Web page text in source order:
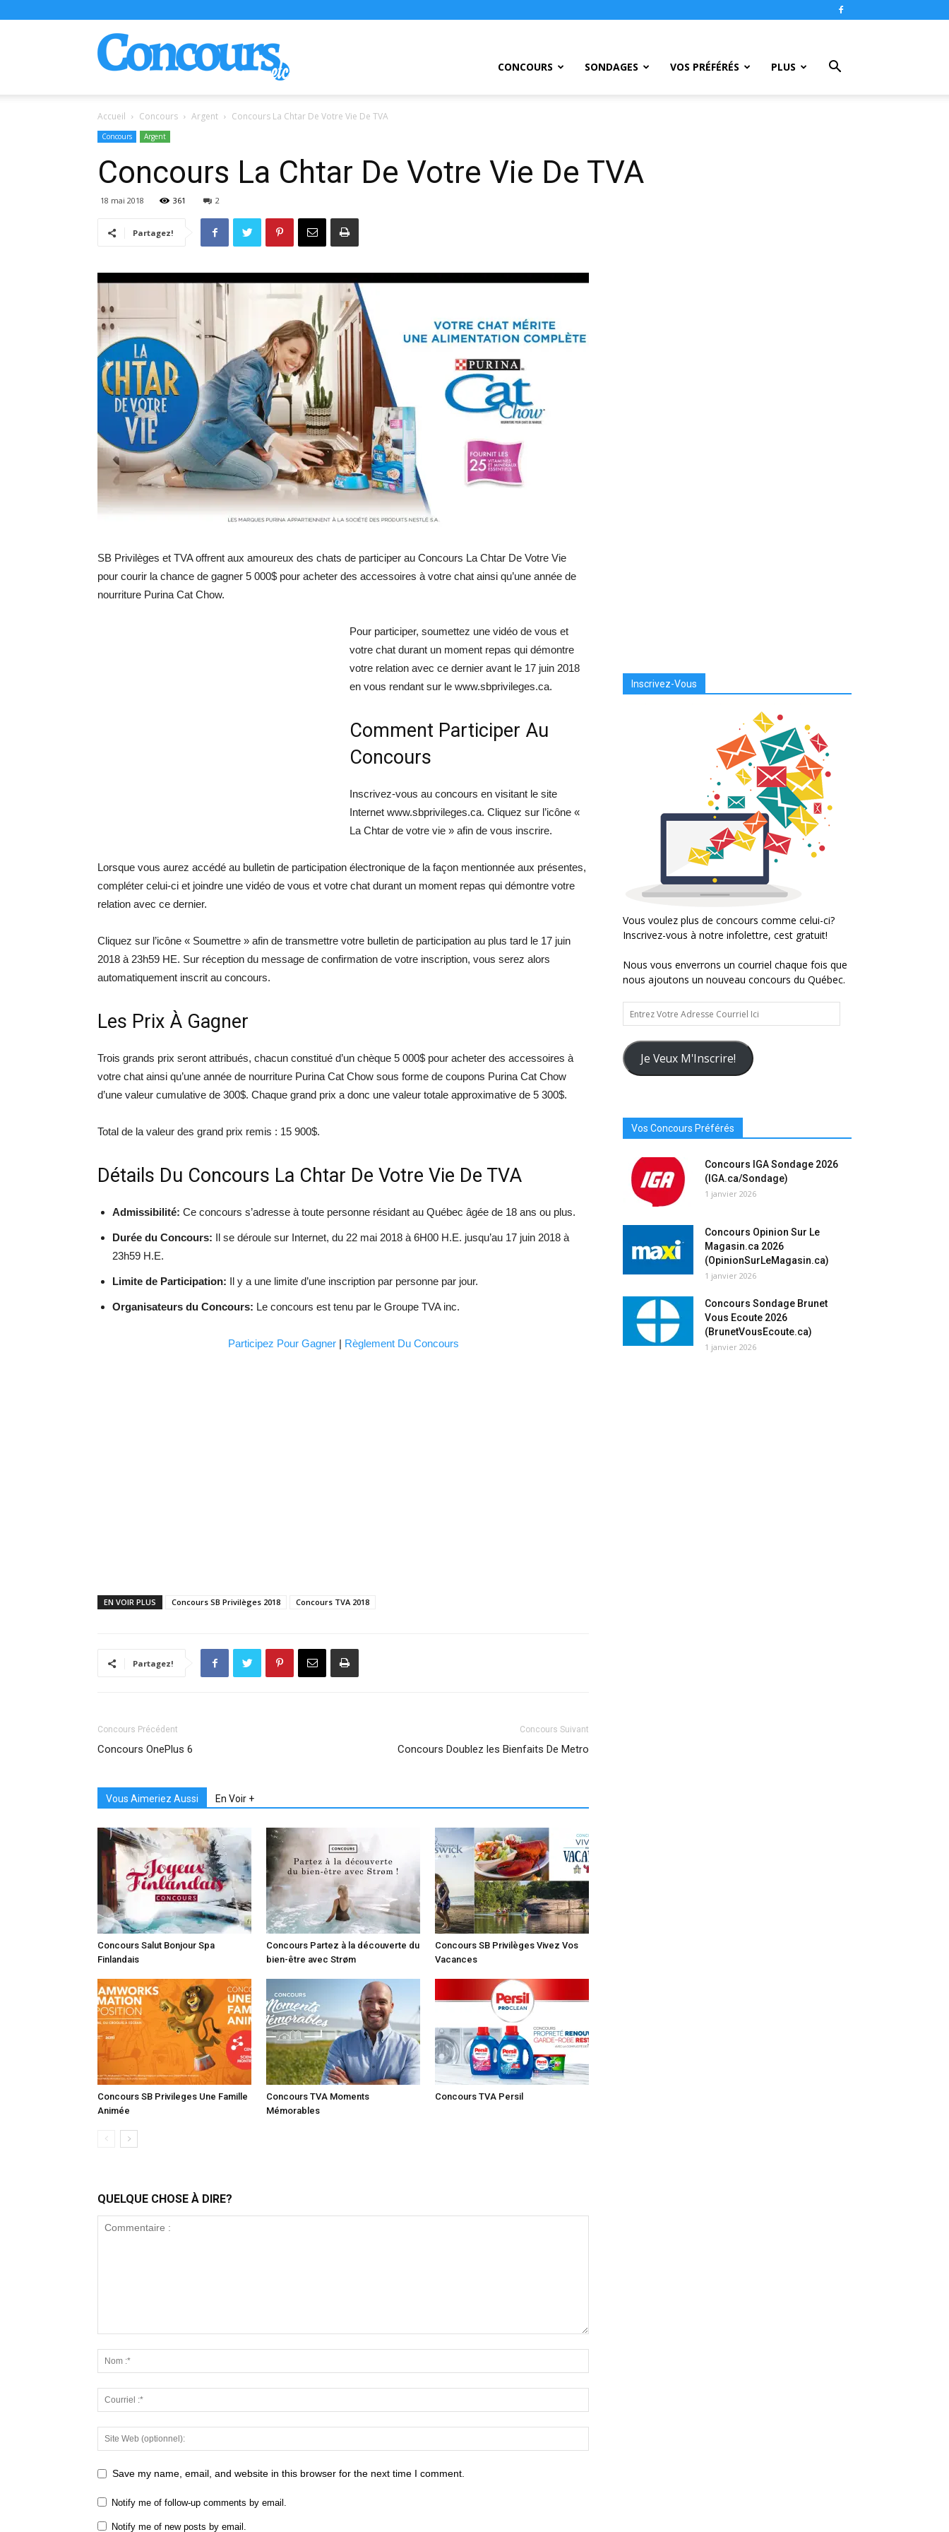
CONCOURS SONDAGES VOS PRÉFÉRÉS PLUS
Accueil Concours Argent Concours La Chtar De Votre Vie De TVA
Concours Argent
Concours La Chtar De Votre Vie De TVA
18 mai 2018 361 2
Partagez!
SB Privilèges et TVA offrent aux amoureux des chats de participer au Concours La Chtar De Votre Vie
pour courir la chance de gagner 5 000$ pour acheter des accessoires à votre chat ainsi qu’une année de
nourriture Purina Cat Chow.
Pour participer, soumettez une vidéo de vous et
votre chat durant un moment repas qui démontre
votre relation avec ce dernier avant le 17 juin 2018
en vous rendant sur le www.sbprivileges.ca.
Comment Participer Au
Concours
Inscrivez-vous au concours en visitant le site
Internet www.sbprivileges.ca. Cliquez sur l’icône «
La Chtar de votre vie » afin de vous inscrire.
Lorsque vous aurez accédé au bulletin de participation électronique de la façon mentionnée aux présentes,
compléter celui-ci et joindre une vidéo de vous et votre chat durant un moment repas qui démontre votre
relation avec ce dernier.
Cliquez sur l’icône « Soumettre » afin de transmettre votre bulletin de participation au plus tard le 17 juin
2018 à 23h59 HE. Sur réception du message de confirmation de votre inscription, vous serez alors
automatiquement inscrit au concours.
Les Prix À Gagner
Trois grands prix seront attribués, chacun constitué d’un chèque 5 000$ pour acheter des accessoires à
votre chat ainsi qu’une année de nourriture Purina Cat Chow sous forme de coupons Purina Cat Chow
d’une valeur cumulative de 300$. Chaque grand prix a donc une valeur totale approximative de 5 300$.
Total de la valeur des grand prix remis : 15 900$.
Détails Du Concours La Chtar De Votre Vie De TVA
Admissibilité: Ce concours s’adresse à toute personne résidant au Québec âgée de 18 ans ou plus.
Durée du Concours: Il se déroule sur Internet, du 22 mai 2018 à 6H00 H.E. jusqu’au 17 juin 2018 à
23h59 H.E.
Limite de Participation: Il y a une limite d’une inscription par personne par jour.
Organisateurs du Concours: Le concours est tenu par le Groupe TVA inc.
Participez Pour Gagner| Règlement Du Concours
EN VOIR PLUS Concours SB Privilèges 2018 Concours TVA 2018
Partagez!
Concours Précédent
Concours OnePlus 6
Concours Suivant
Concours Doublez les Bienfaits De Metro
Vous Aimeriez Aussi En Voir +
Concours Salut Bonjour Spa
Finlandais
Concours Partez à la découverte du
bien-être avec Strøm
Concours SB Privilèges Vivez Vos
Vacances
Concours SB Privileges Une Famille
Animée
Concours TVA Moments
Mémorables
Concours TVA Persil
QUELQUE CHOSE À DIRE?
Save my name, email, and website in this browser for the next time I comment.
Notify me of follow-up comments by email.
Notify me of new posts by email.
Inscrivez-Vous
Vous voulez plus de concours comme celui-ci?
Inscrivez-vous à notre infolettre, cest gratuit!
Nous vous enverrons un courriel chaque fois que
nous ajoutons un nouveau concours du Québec.
Entrez
Votre
Adresse
Courriel
Ici
Je Veux M'Inscrire!
Vos Concours Préférés
Concours IGA Sondage 2026
(IGA.ca/Sondage)
1 janvier 2026
Concours Opinion Sur Le
Magasin.ca 2026
(OpinionSurLeMagasin.ca)
1 janvier 2026
Concours Sondage Brunet
Vous Ecoute 2026
(BrunetVousEcoute.ca)
1 janvier 2026